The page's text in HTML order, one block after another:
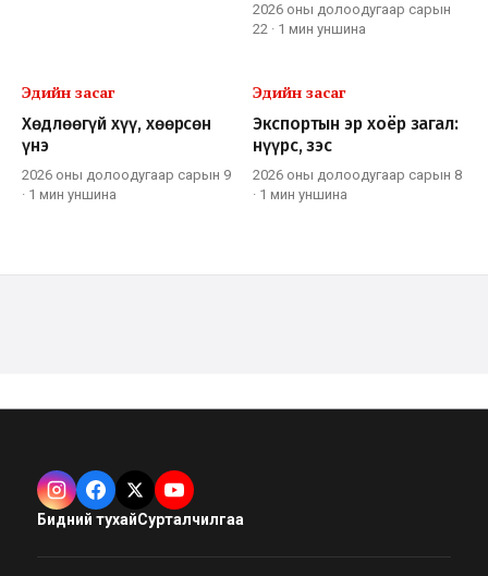
2026 оны долоодугаар сарын
22 · 1 мин уншина
Эдийн засаг
Хөдлөөгүй хүү, хөөрсөн
үнэ
2026 оны долоодугаар сарын 9
· 1 мин уншина
Эдийн засаг
Экспортын эр хоёр загал:
нүүрс, зэс
2026 оны долоодугаар сарын 8
· 1 мин уншина
Бидний тухайСурталчилгаа